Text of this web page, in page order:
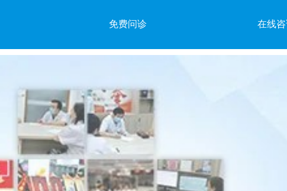
免费问诊 在线